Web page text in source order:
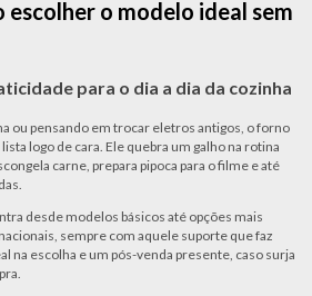
escolher o modelo ideal sem
para o dia a dia da cozinha
ou pensando em trocar eletros antigos, o forno
logo de cara. Ele quebra um galho na rotina
carne, prepara pipoca para o filme e até
desde modelos básicos até opções mais
sempre com aquele suporte que faz
na escolha e um pós-venda presente, caso surja